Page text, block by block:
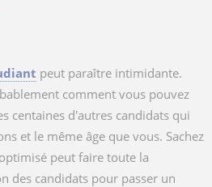
peut paraître intimidante.
comment vous pouvez
centaines d'autres candidats qui
et le même âge que vous. Sachez
peut faire toute la
des candidats pour passer un